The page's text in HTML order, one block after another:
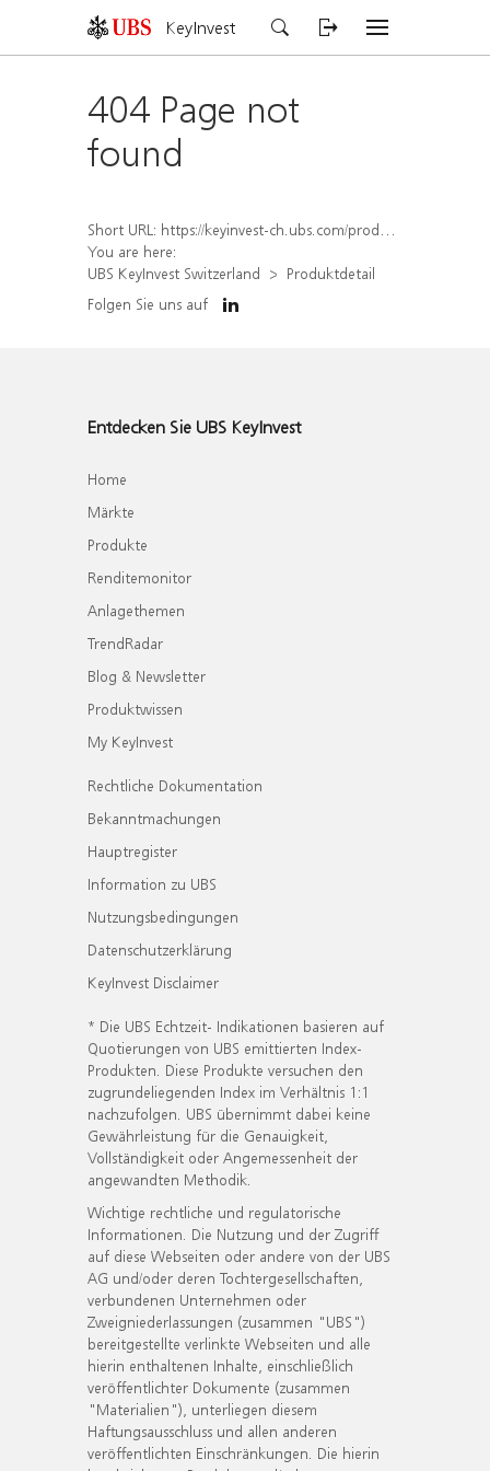
KeyInvest
404 Page not
found
Short URL: https://keyinvest-ch.ubs.com/produkt/detail/index/isin/CH1570364427
You are here:
UBS KeyInvest Switzerland
Produktdetail
Folgen Sie uns auf
Entdecken Sie UBS KeyInvest
Home
Märkte
Produkte
Renditemonitor
Anlagethemen
TrendRadar
Blog & Newsletter
Produktwissen
My KeyInvest
Rechtliche Dokumentation
Bekanntmachungen
Hauptregister
Information zu UBS
Nutzungsbedingungen
Datenschutzerklärung
KeyInvest Disclaimer
* Die UBS Echtzeit- Indikationen basieren auf
Quotierungen von UBS emittierten Index-
Produkten. Diese Produkte versuchen den
zugrundeliegenden Index im Verhältnis 1:1
nachzufolgen. UBS übernimmt dabei keine
Gewährleistung für die Genauigkeit,
Vollständigkeit oder Angemessenheit der
angewandten Methodik.
Wichtige rechtliche und regulatorische
Informationen. Die Nutzung und der Zugriff
auf diese Webseiten oder andere von der UBS
AG und/oder deren Tochtergesellschaften,
verbundenen Unternehmen oder
Zweigniederlassungen (zusammen "UBS")
bereitgestellte verlinkte Webseiten und alle
hierin enthaltenen Inhalte, einschließlich
veröffentlichter Dokumente (zusammen
"Materialien"), unterliegen diesem
Haftungsausschluss und allen anderen
veröffentlichten Einschränkungen. Die hierin